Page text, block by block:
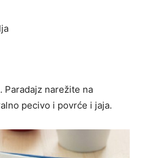
Paradajz narežite na
pecivo i povrće i jaja.